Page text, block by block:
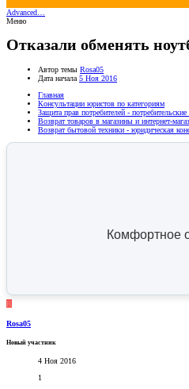
Advanced…
Меню
Отказали обменять
Автор темы Rosa05
Дата начала 5 Ноя 2016
Главная
Консультации юристов по категориям
Защита прав потребителей -
Возврат товаров в магазины и интернет-
Возврат бытовой техники - юридическая
Комфортное
R
Rosa05
Новый участник
4 Ноя 2016
1